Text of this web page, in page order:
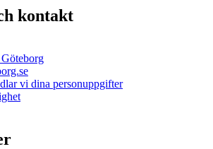
kontakt
vi dina personuppgifter